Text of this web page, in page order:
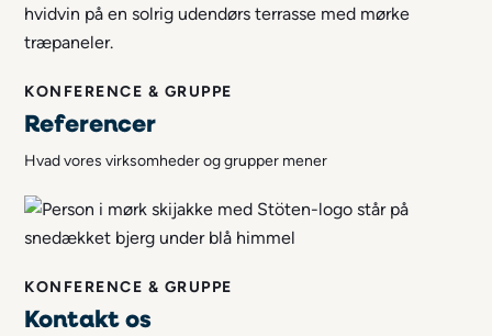
KONFERENCE & GRUPPE
Referencer
Hvad vores virksomheder og grupper mener
KONFERENCE & GRUPPE
Kontakt os